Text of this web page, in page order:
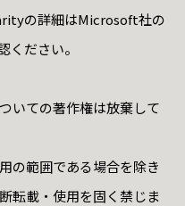
の詳細はMicrosoft社の
ください。
いての著作権は放棄して
の範囲である場合を除き
転載・使用を固く禁じま